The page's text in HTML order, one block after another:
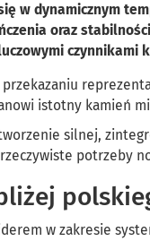
w dynamicznym
oraz
czynnikami
istotny kamień
silnej,
potrzeby
w zakresie